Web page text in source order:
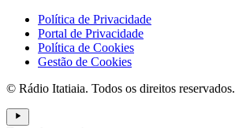
Política de Privacidade
Portal de Privacidade
Política de Cookies
Gestão de Cookies
© Rádio Itatiaia. Todos os direitos reservados.